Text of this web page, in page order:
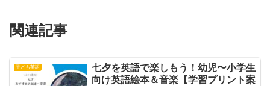
関連記事
子ども英語
七夕を英語で楽しもう！幼児〜小学生
向け英語絵本＆音楽【学習プリント案